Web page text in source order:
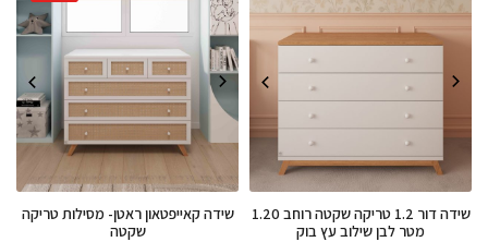
שידה דור 1.2 טריקה שקטה רוחב 1.20
מטר לבן שילוב עץ בוק
שידה קאייפטאון ראטן- מסילות טריקה
שקטה